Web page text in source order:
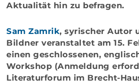
Aktualität hin zu befragen.
Sam Zamrik, syrischer Autor
Bildner veranstaltet am 15.
einen geschlossenen,
Workshop (Anmeldung
Literaturforum im Brecht-